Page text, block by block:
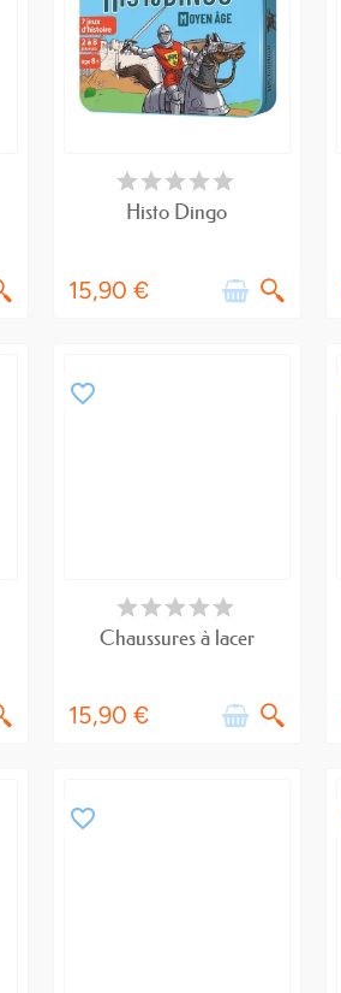
RUPTURE DE STOCK
Histo Dingo
15,90 €
RUPTURE DE STOCK
favorite_border
Chaussures à lacer
15,90 €
favorite_border